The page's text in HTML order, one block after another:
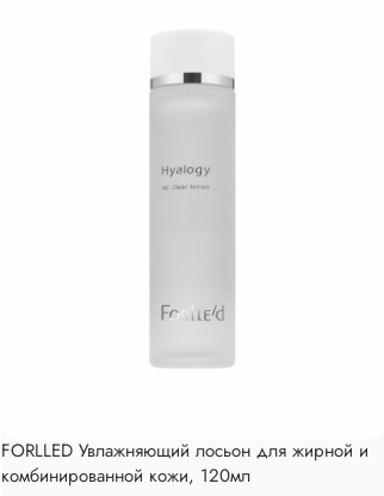
FORLLED Увлажняющий лосьон для жирной и
комбинированной кожи, 120мл